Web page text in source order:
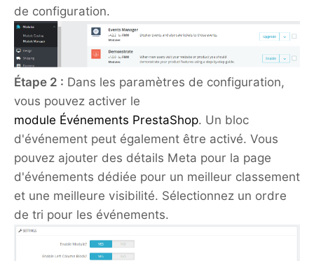
de configuration.
Étape 2 : Dans les paramètres de configuration,
vous pouvez activer le
module Événements PrestaShop. Un bloc
d'événement peut également être activé. Vous
pouvez ajouter des détails Meta pour la page
d'événements dédiée pour un meilleur classement
et une meilleure visibilité. Sélectionnez un ordre
de tri pour les événements.